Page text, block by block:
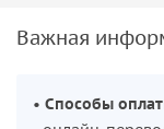
Важная
• Способы